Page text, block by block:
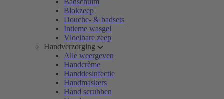
Badschuim
Blokzeep
Douche- & badsets
Intieme wasgel
Vloeibare zeep
Handverzorging
Alle weergeven
Handcrème
Handdesinfectie
Handmaskers
Hand scrubben